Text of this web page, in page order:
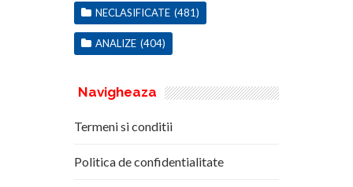
NECLASIFICATE (481)
ANALIZE (404)
Navigheaza
Termeni si conditii
Politica de confidentialitate